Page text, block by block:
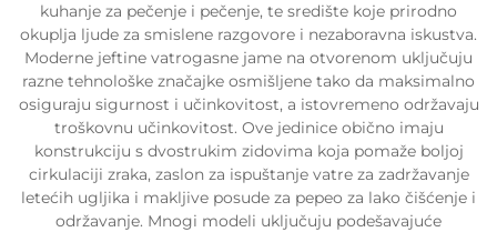
kuhanje za pečenje i pečenje, te središte koje prirodno
okuplja ljude za smislene razgovore i nezaboravna iskustva.
Moderne jeftine vatrogasne jame na otvorenom uključuju
razne tehnološke značajke osmišljene tako da maksimalno
osiguraju sigurnost i učinkovitost, a istovremeno održavaju
troškovnu učinkovitost. Ove jedinice obično imaju
konstrukciju s dvostrukim zidovima koja pomaže boljoj
cirkulaciji zraka, zaslon za ispuštanje vatre za zadržavanje
letećih ugljika i makljive posude za pepeo za lako čišćenje i
održavanje. Mnogi modeli uključuju podešavajuće